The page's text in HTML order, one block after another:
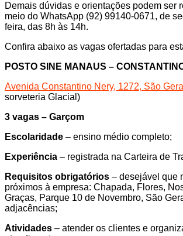
Demais dúvidas e orientações podem ser
meio do WhatsApp (92) 99140-0671, de
feira, das 8h às 14h.
Confira abaixo as vagas ofertadas para
POSTO SINE MANAUS –
Avenida Constantino Nery, 1272, São
sorveteria Glacial)
3 vagas – Garçom
Escolaridade – ensino médio completo;
Experiência – registrada na Carteira de
Requisitos obrigatórios – desejável que
próximos à empresa: Chapada, Flores,
Graças, Parque 10 de Novembro, São
adjacências;
Atividades – atender os clientes e